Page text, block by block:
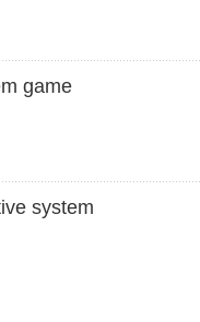
game
system